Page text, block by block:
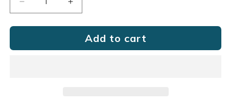
Decrease
quantity
for
Spinning
Increase
quantity
for
German
Spinning
Add to cart